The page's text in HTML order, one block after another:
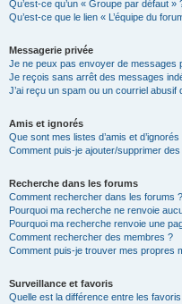
Qu’est-ce qu’un « Groupe par défaut »
Qu’est-ce que le lien « L’équipe du
Messagerie privée
Je ne peux pas envoyer de messages
Je reçois sans arrêt des messages
J’ai reçu un spam ou un courriel abusif
Amis et ignorés
Que sont mes listes d’amis et d’ignorés
Comment puis-je ajouter/supprimer des
Recherche dans les forums
Comment rechercher dans les forums ?
Pourquoi ma recherche ne renvoie
Pourquoi ma recherche renvoie une
Comment rechercher des membres ?
Comment puis-je trouver mes propres
Surveillance et favoris
Quelle est la différence entre les